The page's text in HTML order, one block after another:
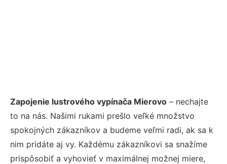
Zapojenie lustrového vypínača Mierovo – nechajte
to na nás. Našimi rukami prešlo veľké množstvo
spokojných zákazníkov a budeme veľmi radi, ak sa k
nim pridáte aj vy. Každému zákazníkovi sa snažíme
prispôsobiť a vyhovieť v maximálnej možnej miere,